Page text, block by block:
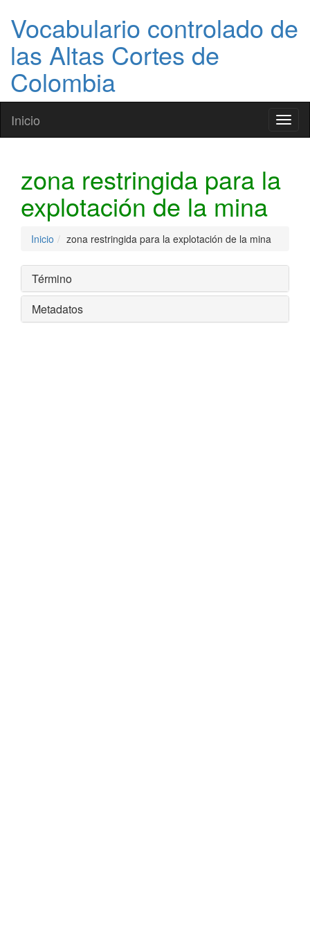
Vocabulario controlado de
las Altas Cortes de
Colombia
Inicio
zona restringida para la
explotación de la mina
Inicio zona restringida para la explotación de la mina
Término
Metadatos